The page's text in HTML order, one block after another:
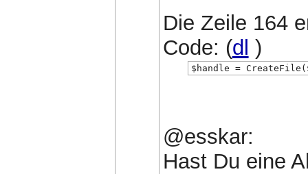
Die Zeile 164
Code: (dl )
$handle =
@esskar:
Hast Du eine